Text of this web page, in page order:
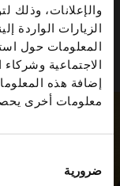
والإعلانات، وذلك
الزيارات الواردة
المعلومات حول
الاجتماعية وشركاء
إضافة هذه
معلومات أخرى
الموافقة
ضرورية
وصفات